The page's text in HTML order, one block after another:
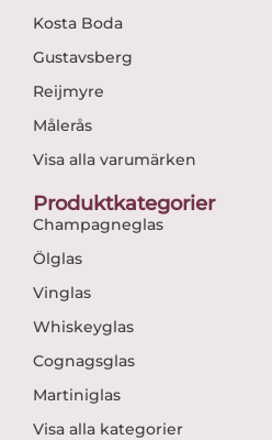
Kosta Boda
Gustavsberg
Reijmyre
Målerås
Visa alla varumärken
Produktkategorier
Champagneglas
Ölglas
Vinglas
Whiskeyglas
Cognagsglas
Martiniglas
Visa alla kategorier